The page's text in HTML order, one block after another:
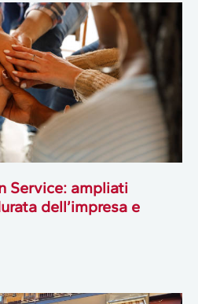
Service: ampliati
dell’impresa e